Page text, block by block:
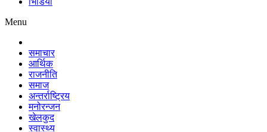
Menu
समाचार
आर्थिक
राजनीति
समाज
अन्तर्राष्ट्रिय
मनोरन्जन
खेलकुद
स्वास्थ्य